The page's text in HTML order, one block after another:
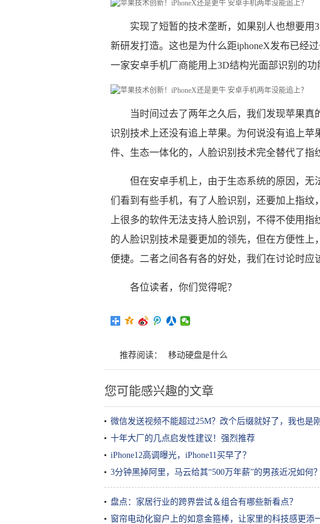
实现了短暂的技术垄断，如果别人也想要
新研发打造。这也是为什么距iphoneX发布已经
一家安卓手机厂商能用上3D结构光面部识别的功
当时间过去了两年之久后，我们发现苹果
识别技术上还没有追上苹果。为何说没有追上
件、生态一体化的，人脸识别技术完全替代了指
但在安卓手机上，由于生态系统的原因，
们看到有些手机，有了人脸识别，还要加上指纹
上很多的软件无法支持人脸识别，不得不使用
的人脸识别技术是要更加的领先，但在方便性
便捷。二者之间各有各的好处，我们在讨论时应
各位读者，你们觉得呢？
推荐阅读： 移动硬盘是什么
您可能感兴趣的文章
微信发送视频不能超过25M？改个后缀就好了，我也是
十年大厂的几点启发性建议！强烈推荐
iPhone12高调曝光，iPhone11买早了？
3分钟黑掉阿里，马云给其“500万年薪”的男孩近况如何
盘点：家居行业的跨界尝试＆组合有哪些新看点？
窗帘电动化窗户上的如意金箍棒，让家里的科技感更添